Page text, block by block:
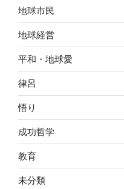
地球市民
地球経営
平和・地球愛
律呂
悟り
成功哲学
教育
未分類